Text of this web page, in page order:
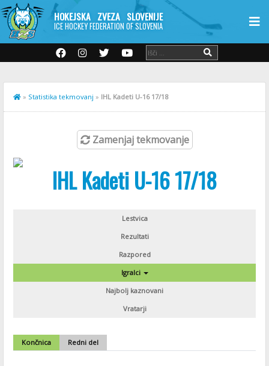
HOKEJSKA ZVEZA SLOVENIJE
ICE HOCKEY FEDERATION OF SLOVENIA
» Statistika tekmovanj » IHL Kadeti U-16 17/18
Zamenjaj tekmovanje
IHL Kadeti U-16 17/18
Lestvica
Rezultati
Razpored
Igralci
Najbolj kaznovani
Vratarji
Končnica Redni del